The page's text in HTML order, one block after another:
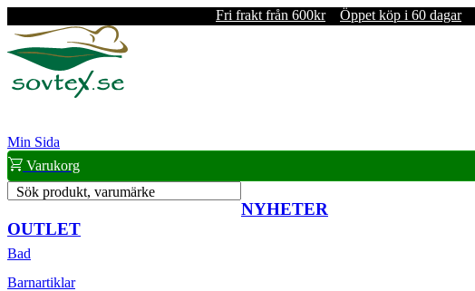
Fri frakt från 600kr Öppet köp i 60 dagar
Min Sida
Varukorg
Sök produkt, varumärke
NYHETER
OUTLET
Bad
Barnartiklar